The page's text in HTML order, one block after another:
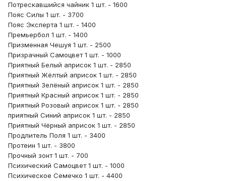
Потрескавшийся чайник 1 шт. - 1600
Пояс Силы 1 шт. - 3700
Пояс Эксперта 1 шт. - 1400
Премьербол 1 шт. - 1400
Призменная Чешуя 1 шт. - 2500
Призрачный Самоцвет 1 шт. - 1000
Приятный Белый априсок 1 шт. - 2850
Приятный Жёлтый априсок 1 шт. - 2850
Приятный Зелёный априсок 1 шт. - 2850
Приятный Красный априсок 1 шт. - 2850
Приятный Розовый априсок 1 шт. - 2850
приятный Синий априсок 1 шт. - 2850
Приятный Чёрный априсок 1 шт. - 2850
Продлитель Поля 1 шт. - 3400
Протеин 1 шт. - 3800
Прочный зонт 1 шт. - 700
Психический Самоцвет 1 шт. - 1000
Психическое Семечко 1 шт. - 4400